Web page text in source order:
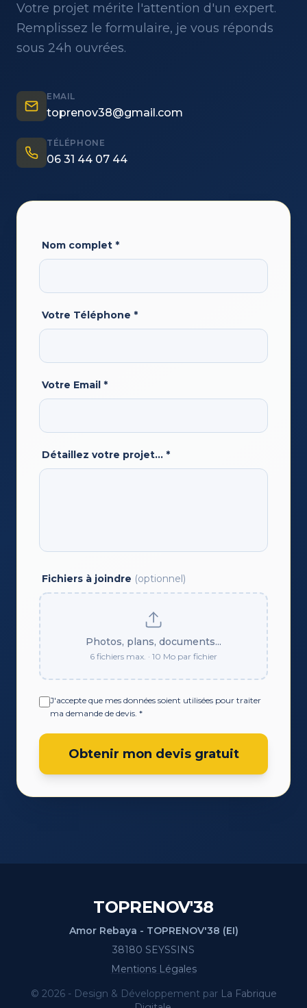
Votre projet mérite l'attention d'un expert.
Remplissez le formulaire, je vous réponds
sous 24h ouvrées.
EMAIL
toprenov38@gmail.com
TÉLÉPHONE
06 31 44 07 44
Nom complet *
Votre Téléphone *
Votre Email *
Détaillez votre projet... *
Fichiers à joindre (optionnel)
Photos, plans, documents...
6 fichiers max. · 10 Mo par fichier
J'accepte que mes données soient utilisées pour traiter
ma demande de devis. *
Obtenir mon devis gratuit
TOPRENOV'38
Amor Rebaya - TOPRENOV'38 (EI)
38180 SEYSSINS
Mentions Légales
© 2026 - Design & Développement par La Fabrique